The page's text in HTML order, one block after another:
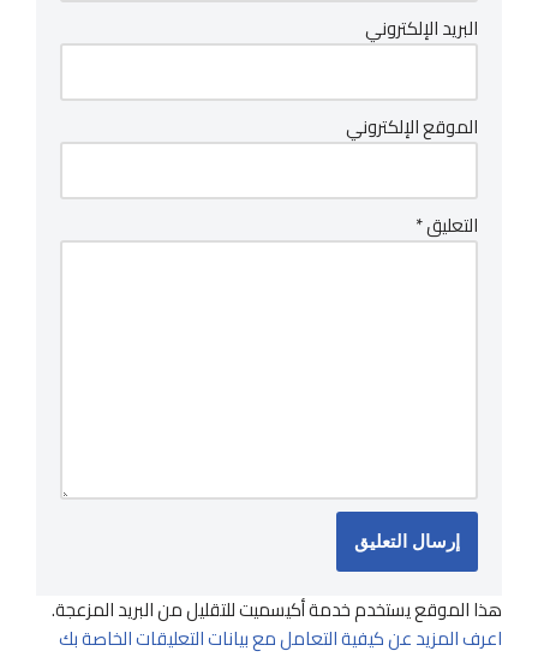
البريد الإلكتروني
الموقع الإلكتروني
التعليق*
هذا الموقع يستخدم خدمة أكيسميت للتقليل من البريد المزعجة.
اعرف المزيد عن كيفية التعامل مع بيانات التعليقات الخاصة بك